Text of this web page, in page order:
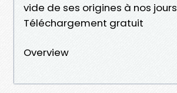
vide de ses origines à nos jours
Téléchargement gratuit
Overview